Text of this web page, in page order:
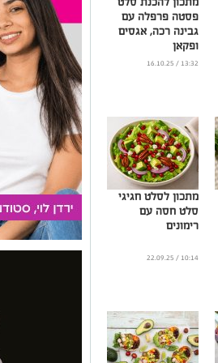
פסטה פרפלה עם
גבינה רכה, אגסים
ופקאן
...
13:32 / 16.10.25
מתכון לסלט חגיגי
סלט חסה עם
רימונים
10:14 / 22.09.25